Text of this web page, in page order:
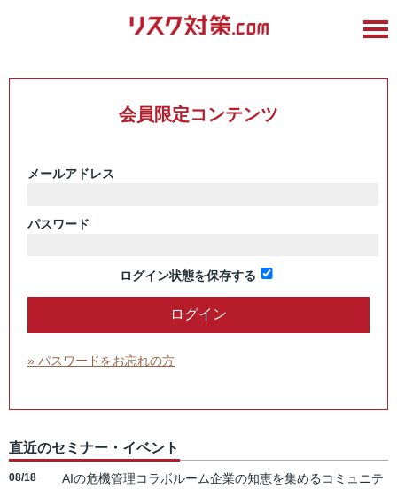
会員限定コンテンツ
メールアドレス
パスワード
ログイン状態を保存する
» パスワードをお忘れの方
直近のセミナー・イベント
08/18
AIの危機管理コラボルーム企業の知恵を集めるコミュニテ